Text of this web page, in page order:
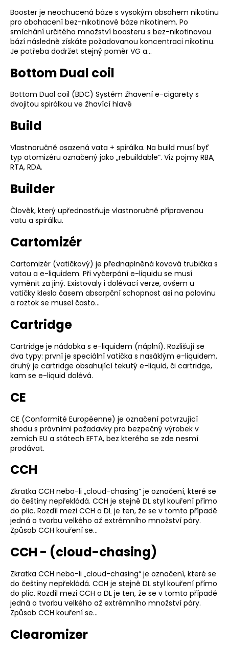
Booster je neochucená báze s vysokým obsahem nikotinu
pro obohacení bez-nikotinové báze nikotinem. Po
smíchání určitého množství boosteru s bez-nikotinovou
bází následně získáte požadovanou koncentraci nikotinu.
Je potřeba dodržet stejný poměr VG a…
Bottom Dual coil
Bottom Dual coil (BDC) Systém žhavení e-cigarety s
dvojitou spirálkou ve žhavící hlavě
Build
Vlastnoručně osazená vata + spirálka. Na build musí byť
typ atomizéru označený jako „rebuildable“. Viz pojmy RBA,
RTA, RDA.
Builder
Člověk, který upřednostňuje vlastnoručně připravenou
vatu a spirálku.
Cartomizér
Cartomizér (vatičkový) je přednaplněná kovová trubička s
vatou a e-liquidem. Při vyčerpání e-liquidu se musí
vyměnit za jiný. Existovaly i dolévací verze, ovšem u
vatičky klesla časem absorpční schopnost asi na polovinu
a roztok se musel často…
Cartridge
Cartridge je nádobka s e-liquidem (náplní). Rozlišují se
dva typy: první je speciální vatička s nasáklým e-liquidem,
druhý je cartridge obsahující tekutý e-liquid, či cartridge,
kam se e-liquid dolévá.
CE
CE (Conformité Européenne) je označení potvrzující
shodu s právními požadavky pro bezpečný výrobek v
zemích EU a státech EFTA, bez kterého se zde nesmí
prodávat.
CCH
Zkratka CCH nebo-li „cloud-chasing“ je označení, které se
do češtiny nepřekládá. CCH je stejně DL styl kouření přímo
do plic. Rozdíl mezi CCH a DL je ten, že se v tomto případě
jedná o tvorbu velkého až extrémního množství páry.
Způsob CCH kouření se…
CCH - (cloud-chasing)
Zkratka CCH nebo-li „cloud-chasing“ je označení, které se
do češtiny nepřekládá. CCH je stejně DL styl kouření přímo
do plic. Rozdíl mezi CCH a DL je ten, že se v tomto případě
jedná o tvorbu velkého až extrémního množství páry.
Způsob CCH kouření se…
Clearomizer
e
BÁZE
FIFTY
IMPERIA
5X10ML
602
Kč
Původně:
649